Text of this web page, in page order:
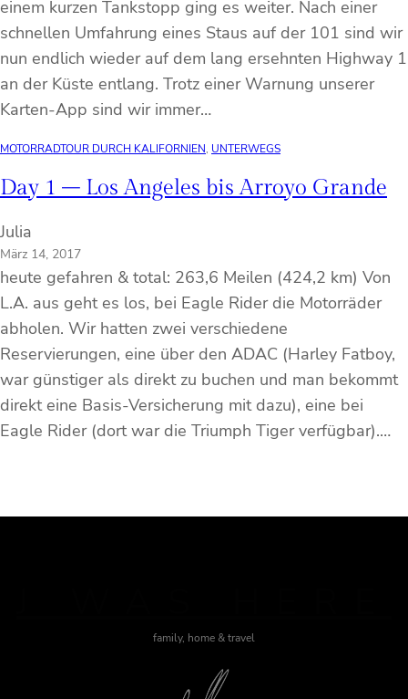
einem kurzen Tankstopp ging es weiter. Nach einer
schnellen Umfahrung eines Staus auf der 101 sind wir
nun endlich wieder auf dem lang ersehnten Highway 1
an der Küste entlang. Trotz einer Warnung unserer
Karten-App sind wir immer…
MOTORRADTOUR DURCH KALIFORNIEN, UNTERWEGS
Day 1 – Los Angeles bis Arroyo Grande
Julia
März 14, 2017
heute gefahren & total: 263,6 Meilen (424,2 km) Von
L.A. aus geht es los, bei Eagle Rider die Motorräder
abholen. Wir hatten zwei verschiedene
Reservierungen, eine über den ADAC (Harley Fatboy,
war günstiger als direkt zu buchen und man bekommt
direkt eine Basis-Versicherung mit dazu), eine bei
Eagle Rider (dort war die Triumph Tiger verfügbar).…
family, home & travel